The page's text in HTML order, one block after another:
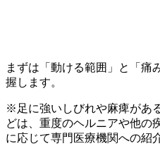
まずは「動ける範囲」と「痛
握します。
※足に強いしびれや麻痺があ
どは、重度のヘルニアや他の
に応じて専門医療機関への紹